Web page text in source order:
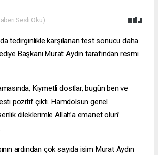
Sesli Oku)
tedirginlikle karşılanan test sonucu daha
Başkanı Murat Aydın tarafından resmi
Kıymetli dostlar, bugün ben ve
pozitif çıktı. Hamdolsun genel
dileklerimle Allah’a emanet olun”
ardından çok sayıda isim Murat Aydın